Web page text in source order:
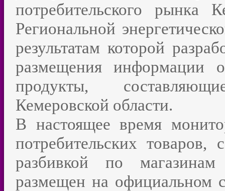
потребительского рынка
Региональной
результатам которой
размещения информации
продукты,
Кемеровской области.
В настоящее время
потребительских
разбивкой по
размещен на официальном